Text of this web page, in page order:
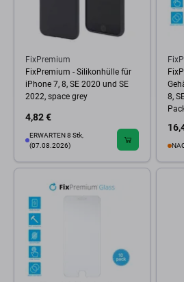
FixPremium
FixPremium - Silikonhülle für
iPhone 7, 8, SE 2020 und SE
2022, space grey
4,82 €
ERWARTEN 8 Stk,
(07.08.2026)
8,